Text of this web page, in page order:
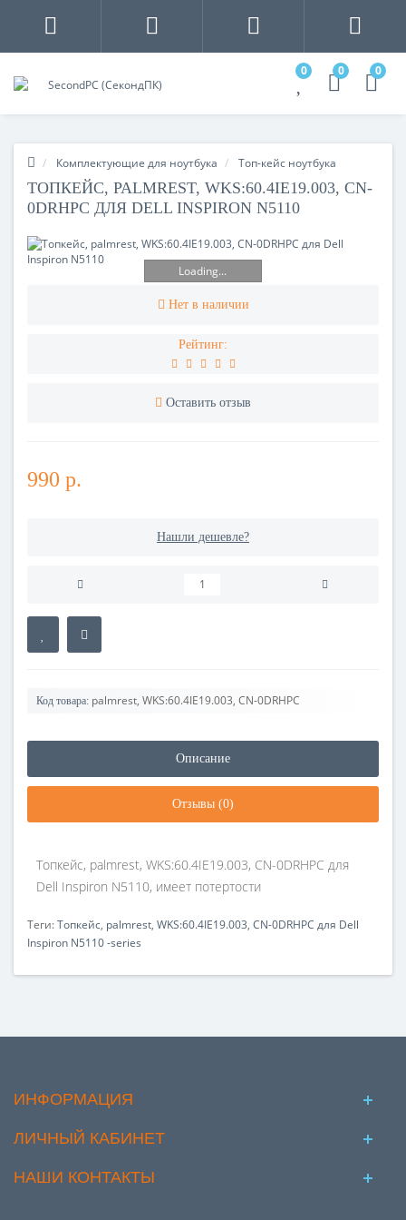
0 0 0
Комплектующие для ноутбука Топ-кейс ноутбука
ТОПКЕЙС, PALMREST, WKS:60.4IE19.003, CN-
0DRHPC ДЛЯ DELL INSPIRON N5110
Loading...
Нет в наличии
Рейтинг:
Оставить отзыв
990 р.
Нашли дешевле?
Код товара: palmrest, WKS:60.4IE19.003, CN-0DRHPC
Описание
Отзывы (0)
Топкейс, palmrest, WKS:60.4IE19.003, CN-0DRHPC для
Dell Inspiron N5110, имеет потертости
Теги:Топкейс, palmrest, WKS:60.4IE19.003, CN-0DRHPC для Dell
Inspiron N5110 -series
ИНФОРМАЦИЯ
ЛИЧНЫЙ КАБИНЕТ
НАШИ КОНТАКТЫ